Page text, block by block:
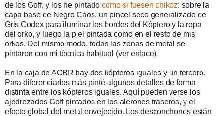
de los Goff, y los he pintado como si fuesen chikoz: sobre la
capa base de Negro Caos, un pincel seco generalizado de
Gris Codex para iluminar los bordes del Kóptero y la ropa
del orko, y luego la piel pintada como en el resto de mis
orkos. Del mismo modo, todas las zonas de metal se
pintaron con mi técnica habitual (ver enlace)
En la caja de AOBR hay dos kópteros iguales y un tercero.
Para diferenciarlos más pinté algunos detalles de forma
distinta entre los kópteros iguales. Aquí pueden verse los
ajedrezados Goff pintados en los alerones traseros, y el
efecto global del metal envejecido. Los desconchones están